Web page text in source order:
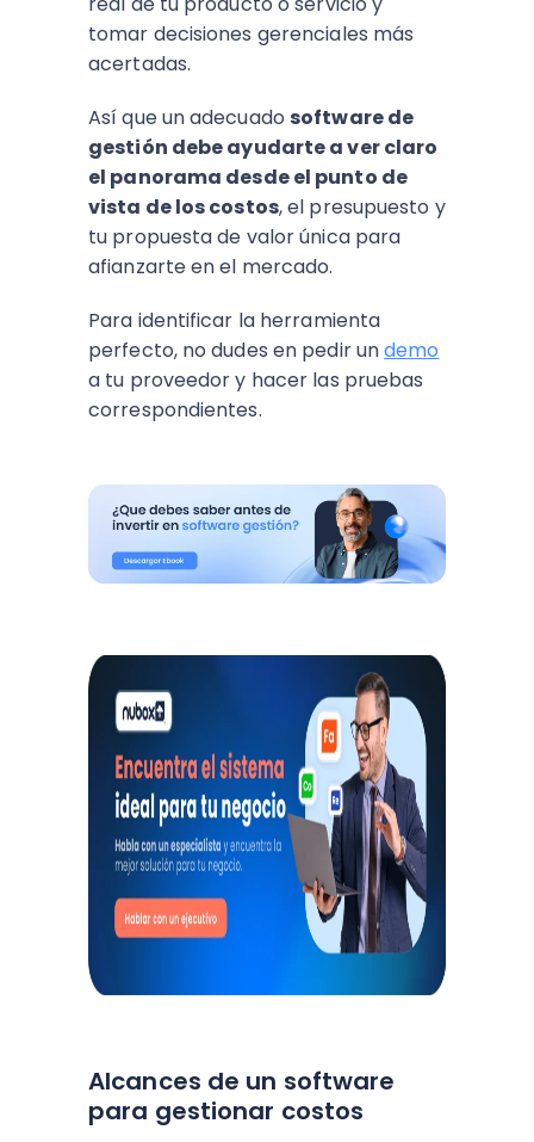
tomar decisiones gerenciales más
acertadas.
Así que un adecuado software de
gestión debe ayudarte a ver claro
el panorama desde el punto de
vista de los costos, el presupuesto y
tu propuesta de valor única para
afianzarte en el mercado.
Para identificar la herramienta
perfecto, no dudes en pedir undemo
a tu proveedor y hacer las pruebas
correspondientes.
Alcances de un software
para gestionar costos